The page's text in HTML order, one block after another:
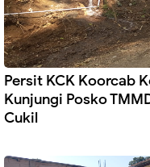
Persit KCK Koorcab
Kunjungi Posko
Cukil